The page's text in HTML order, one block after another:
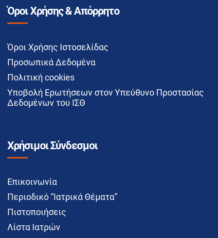
Όροι Χρήσης & Απόρρητο
Όροι Χρήσης Ιστοσελίδας
Προσωπικά Δεδομένα
Πολιτική cookies
Υποβολή Ερωτήσεων στον Υπεύθυνο Προστασίας
Δεδομένων του ΙΣΘ
Χρήσιμοι Σύνδεσμοι
Επικοινωνία
Περιοδικό “Ιατρικά Θέματα”
Πιστοποιήσεις
Λίστα Ιατρών